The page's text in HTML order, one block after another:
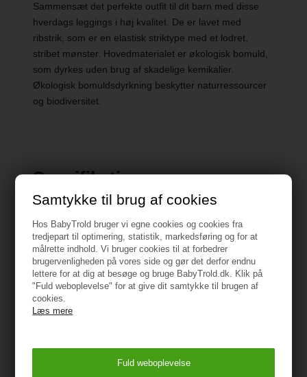
Samtykke til brug af cookies
Hos BabyTrold bruger vi egne cookies og cookies fra
tredjepart til optimering, statistik, markedsføring og for at
målrette indhold. Vi bruger cookies til at forbedrer
brugervenligheden på vores side og gør det derfor endnu
lettere for at dig at besøge og bruge BabyTrold.dk. Klik på
"Fuld weboplevelse" for at give dit samtykke til brugen af
cookies.
Læs mere
Sammensæt det perfekte outfit til dit barn med disse
hverdags leggings i høj kvalitet. De er lavet med
ribstrik, som er en elastisk striktype med et lodret,
stribet mønster. Hovedmaterialet er økologisk bomuld,
som dyrkes uden brug af skadelige kemikalier.
Økologisk bomuldsdyrkning beskytter naturressourcer
og biodiversitet.
Specifikationer
Detaljer : Elastisk talje
Pasform : Regular fit
Materiale: 57% økologisk bomuld, 38% modal og 5%
elstan
ADVARSEL
Hold den væk fra ild